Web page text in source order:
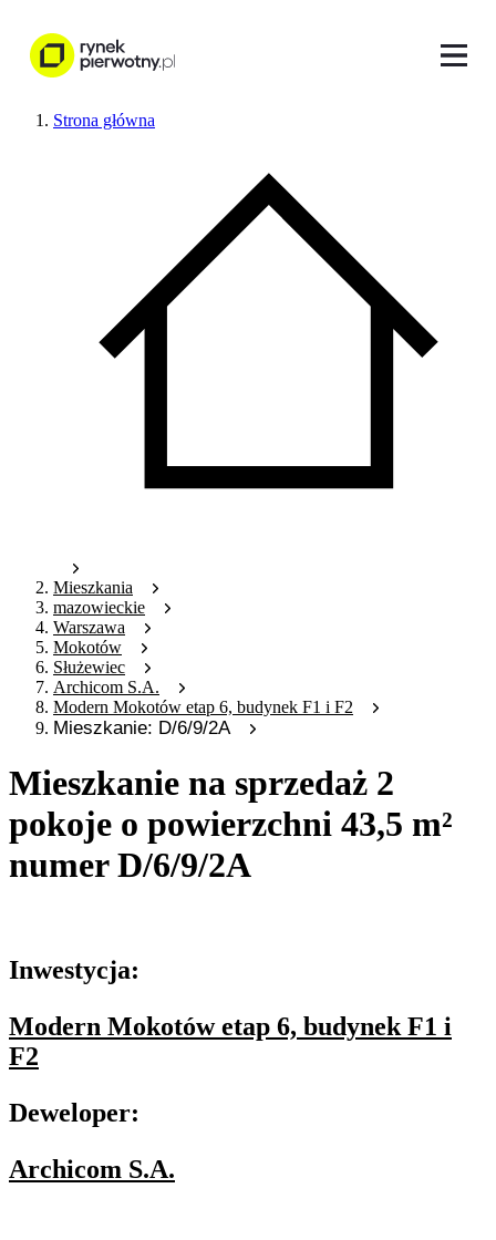
Strona główna
Mieszkania
mazowieckie
Warszawa
Mokotów
Służewiec
Archicom S.A.
Modern Mokotów etap 6, budynek F1 i F2
Mieszkanie: D/6/9/2A
Mieszkanie na sprzedaż 2
pokoje o powierzchni 43,5 m²
numer D/6/9/2A
Inwestycja:
Modern Mokotów etap 6, budynek F1 i
F2
Deweloper:
Archicom S.A.